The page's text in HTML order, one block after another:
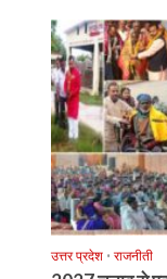
उत्तर प्रदेश • राजनीती